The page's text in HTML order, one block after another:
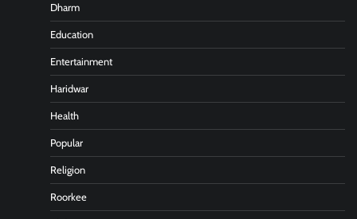
Dharm
Education
Entertainment
Haridwar
Health
Popular
Religion
Roorkee